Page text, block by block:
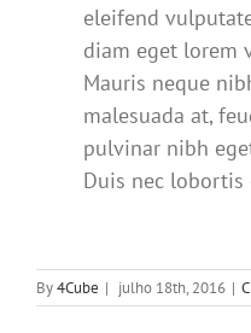
eleifend
diam eget lorem
Mauris neque
malesuada at,
pulvinar nibh
Duis nec lobortis
By4Cube | julho 18th, 2016 |